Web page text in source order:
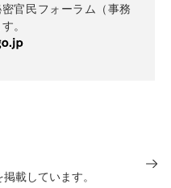
官民フォーラム（事務
。
載しています。